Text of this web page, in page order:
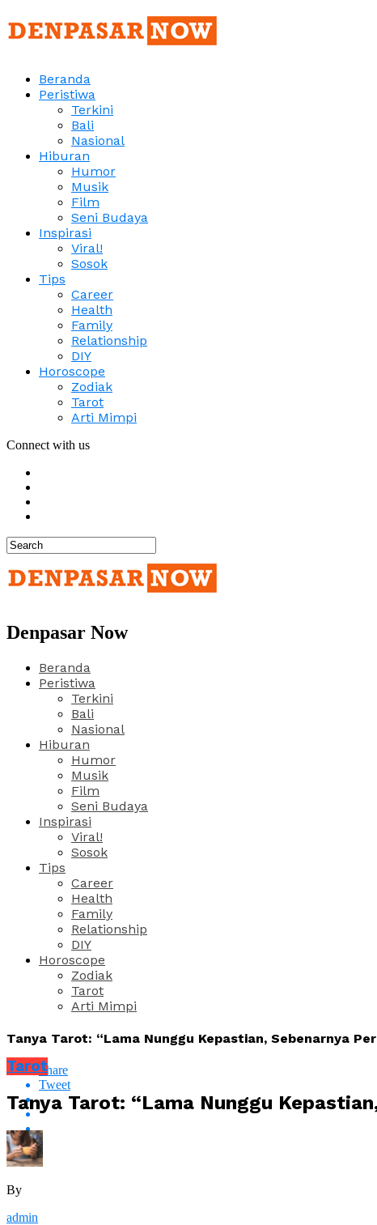
Beranda
Peristiwa
Terkini
Bali
Nasional
Hiburan
Humor
Musik
Film
Seni Budaya
Inspirasi
Viral!
Sosok
Tips
Career
Health
Family
Relationship
DIY
Horoscope
Zodiak
Tarot
Arti Mimpi
Connect with us
Denpasar Now
Beranda
Peristiwa
Terkini
Bali
Nasional
Hiburan
Humor
Musik
Film
Seni Budaya
Inspirasi
Viral!
Sosok
Tips
Career
Health
Family
Relationship
DIY
Horoscope
Zodiak
Tarot
Arti Mimpi
Tanya Tarot: “Lama Nunggu Kepastian, Sebenarnya
Share
Tweet
Tarot
Tanya Tarot: “Lama Nunggu
By
admin